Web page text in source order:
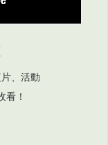
、活動
看！